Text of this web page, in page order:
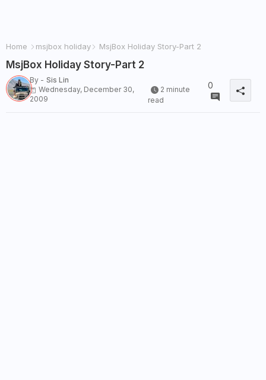
Home msjbox holiday MsjBox Holiday Story-Part 2
MsjBox Holiday Story-Part 2
By - Sis Lin
Wednesday, December 30,
2009
2 minute
read
0